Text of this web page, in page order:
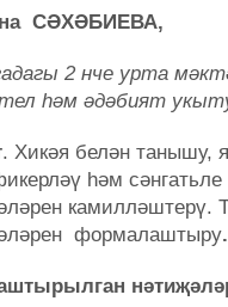
СӘХӘБИЕВА,
2 нче урта
һәм әдәбият
. Хикәя белән танышу,
һәм
камилләштерү.
формалаштыру.